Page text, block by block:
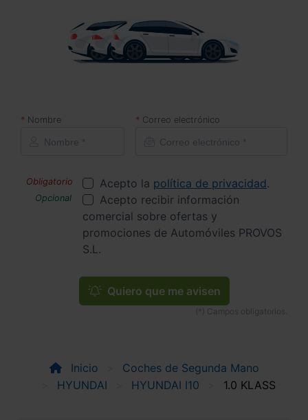
Nombre Correo electrónico
Acepto la política de privacidad.
Acepto recibir información
comercial sobre ofertas y
promociones de Automóviles PROVOS
S.L.
Quiero que me avisen
Inicio
Coches de Segunda Mano
HYUNDAI
HYUNDAI I10 1.0 KLASS